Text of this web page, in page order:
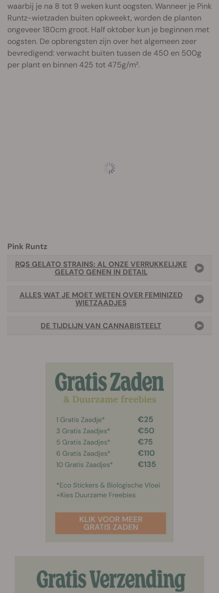
waarbij je na 8 tot 9 weken kunt oogsten. Wanneer je Pink
Runtz-wietzaden buiten opkweekt, worden de planten
ongeveer 180cm groot. Half oktober kun je beginnen met
oogsten. De opbrengsten zijn over het algemeen zeer
bevredigend: verwacht buiten tussen de 450 en 500g
per plant en binnen 425 tot 475g/m².
Pink Runtz
RQS GELATO STRAINS: AL ONZE VERRUKKELIJKE
GELATO GENEN IN DETAIL
ALLES WAT JE MOET WETEN OVER FEMINIZED
WIETZAADJES
DE TIJDLIJN VAN CANNABISTEELT